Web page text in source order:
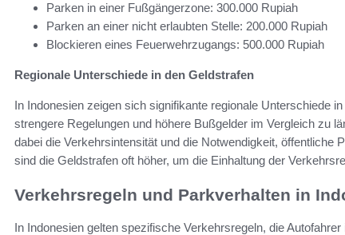
Parken in einer Fußgängerzone: 300.000 Rupiah
Parken an einer nicht erlaubten Stelle: 200.000 Rupiah
Blockieren eines Feuerwehrzugangs: 500.000 Rupiah
Regionale Unterschiede in den Geldstrafen
In Indonesien zeigen sich signifikante regionale Unterschiede
strengere Regelungen und höhere Bußgelder im Vergleich zu
dabei die Verkehrsintensität und die Notwendigkeit, öffentliche
sind die Geldstrafen oft höher, um die Einhaltung der
Verkehrsregeln und Parkverhalten in
In Indonesien gelten spezifische Verkehrsregeln, die